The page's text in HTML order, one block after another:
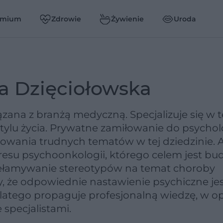
Zdrowie Żywienie Uroda
Dzięciołowska
z branżą medyczną. Specjalizuje się w
życia. Prywatne zamiłowanie do
trudnych tematów w tej dziedzinie.
psychoonkologii, którego celem jest
stereotypów na temat choroby
że odpowiednie nastawienie psychiczne
propaguje profesjonalną wiedzę, w
specjalistami.